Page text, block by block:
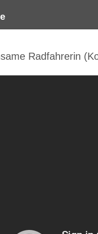
Radfahrerin